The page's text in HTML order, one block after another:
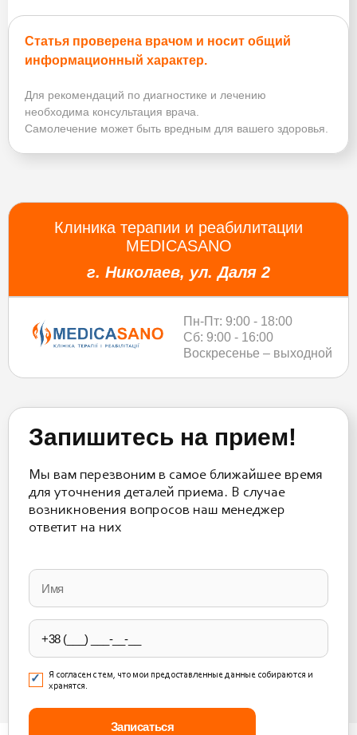
Статья проверена врачом и носит общий
информационный характер.
Для рекомендаций по диагностике и лечению
необходима консультация врача.
Самолечение может быть вредным для вашего здоровья.
Клиника терапии и реабилитации
MEDICASANO
г. Николаев, ул. Даля 2
Пн-Пт: 9:00 - 18:00
Сб: 9:00 - 16:00
Воскресенье – выходной
Запишитесь на прием!
Мы вам перезвоним в самое ближайшее время
для уточнения деталей приема. В случае
возникновения вопросов наш менеджер
ответит на них
leave
this
field
empty.
Я согласен с тем, что мои предоставленные данные собираются и
хранятся.